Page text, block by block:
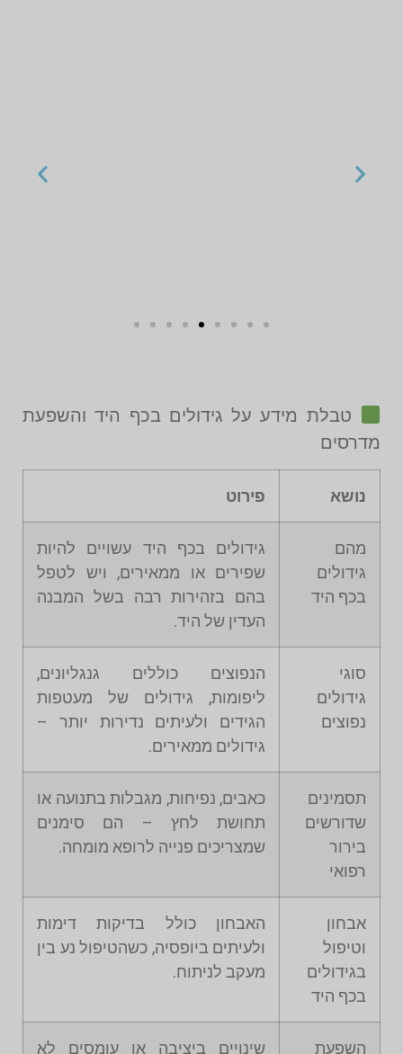
טבלת מידע על גידולים בכף היד והשפעת
מדרסים
נושא פירוט
מהם
גידולים
בכף היד
גידולים בכף היד עשויים להיות
שפירים או ממאירים, ויש לטפל
בהם בזהירות רבה בשל המבנה
העדין של היד.
סוגי
גידולים
נפוצים
הנפוצים כוללים גנגליונים,
ליפומות, גידולים של מעטפות
הגידים ולעיתים נדירות יותר –
גידולים ממאירים.
תסמינים
שדורשים
בירור
רפואי
כאבים, נפיחות, מגבלות בתנועה או
תחושת לחץ – הם סימנים
שמצריכים פנייה לרופא מומחה.
אבחון
וטיפול
בגידולים
בכף היד
האבחון כולל בדיקות דימות
ולעיתים ביופסיה, כשהטיפול נע בין
מעקב לניתוח.
השפעת שינויים ביציבה או עומסים לא